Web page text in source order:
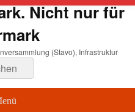
Nicht nur für
(Stavo), Infrastruktur